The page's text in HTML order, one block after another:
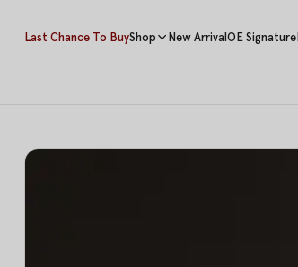
Last Chance To BuyShop New Arrival OE Signature